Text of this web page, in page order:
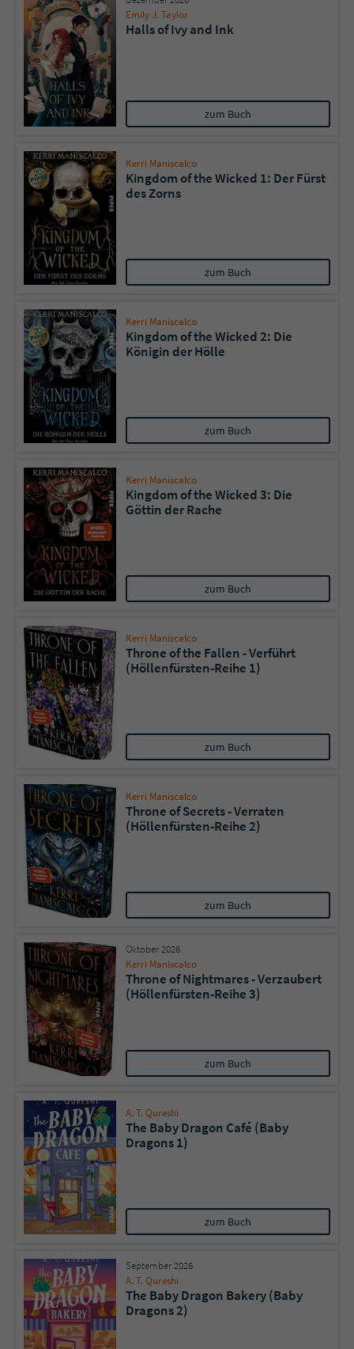
Emily J. Taylor
Halls of Ivy and Ink
zum Buch
Kerri Maniscalco
Kingdom of the Wicked 1: Der Fürst
des Zorns
zum Buch
Kerri Maniscalco
Kingdom of the Wicked 2: Die
Königin der Hölle
zum Buch
Kerri Maniscalco
Kingdom of the Wicked 3: Die
Göttin der Rache
zum Buch
Kerri Maniscalco
Throne of the Fallen - Verführt
(Höllenfürsten-Reihe 1)
zum Buch
Kerri Maniscalco
Throne of Secrets - Verraten
(Höllenfürsten-Reihe 2)
zum Buch
Oktober 2026
Kerri Maniscalco
Throne of Nightmares - Verzaubert
(Höllenfürsten-Reihe 3)
zum Buch
A. T. Qureshi
The Baby Dragon Café (Baby
Dragons 1)
zum Buch
September 2026
A. T. Qureshi
The Baby Dragon Bakery (Baby
Dragons 2)